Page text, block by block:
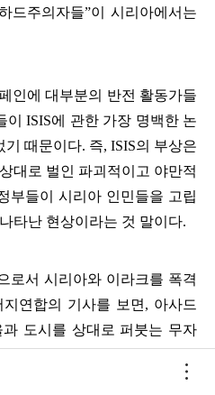
드주의자들”이 시리아에서는
인에 대부분의 반전 활동가들
이ISIS에 관한 가장 명백한 논
기 때문이다. 즉, ISIS의 부상은
대로 벌인 파괴적이고 야만적
부들이 시리아 인민들을 고립
타난 현상이라는 것 말이다.
로서 시리아와 이라크를 폭격
연합의 기사를 보면 , 아사드
도시를 상대로 퍼붓는 무자
수백만 명의 시리아인들이 집을